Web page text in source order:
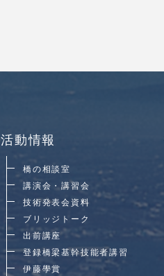
活動情報
橋の相談室
講演会・講習会
技術発表会資料
ブリッジトーク
出前講座
登録橋梁基幹技能者講習
伊藤學賞